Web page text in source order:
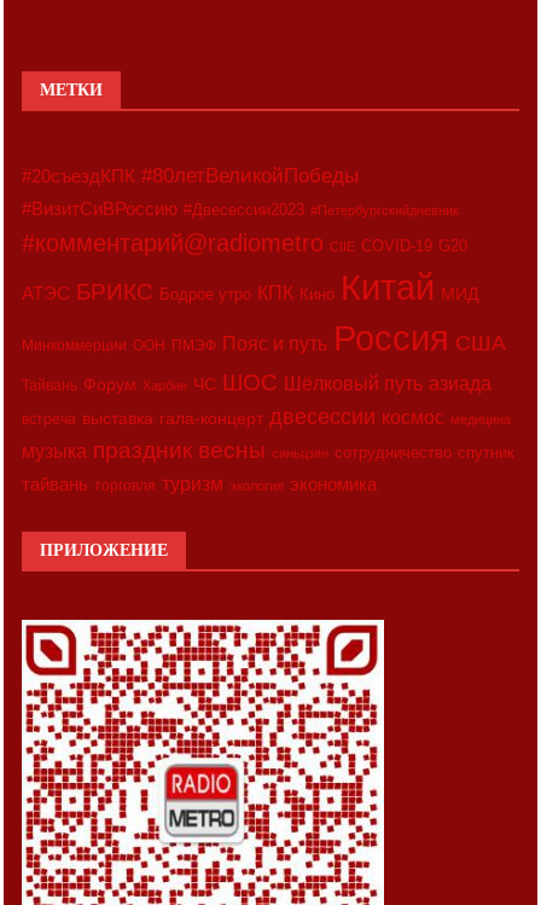
МЕТКИ
#20съездКПК #80летВеликойПобеды
#ВизитСиВРоссию #Двесессии2023 #Петербургскийдневник
#комментарий@radiometro CIIE COVID-19 G20
АТЭС БРИКС Бодрое утро КПК Кино Китай МИД
Минкоммерции ООН ПМЭФ Пояс и путь Россия США
Тайвань Форум Харбин ЧС ШОС Шёлковый путь азиада
встреча выставка гала-концерт двесессии космос медицина
музыка праздник весны синьцзян сотрудничество спутник
тайвань торговля туризм экология экономика
ПРИЛОЖЕНИЕ